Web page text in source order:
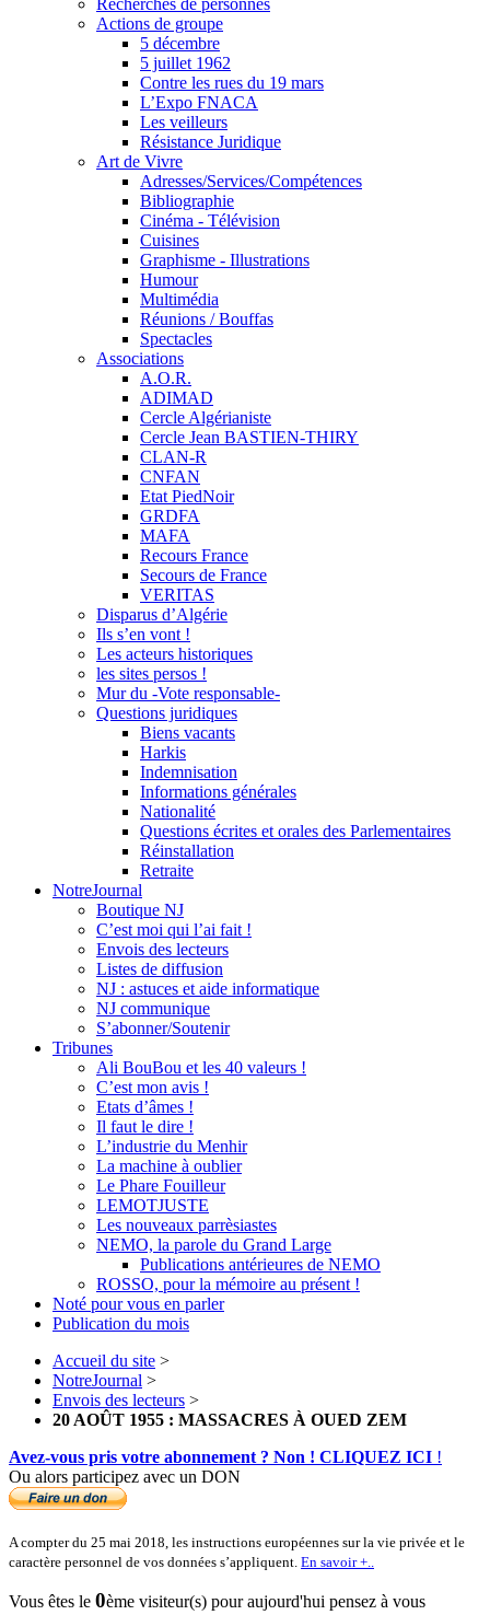
Actions de groupe
5 décembre
5 juillet 1962
Contre les rues du 19 mars
L’Expo FNACA
Les veilleurs
Résistance Juridique
Art de Vivre
Adresses/Services/Compétences
Bibliographie
Cinéma - Télévision
Cuisines
Graphisme - Illustrations
Humour
Multimédia
Réunions / Bouffas
Spectacles
Associations
A.O.R.
ADIMAD
Cercle Algérianiste
Cercle Jean BASTIEN-THIRY
CLAN-R
CNFAN
Etat PiedNoir
GRDFA
MAFA
Recours France
Secours de France
VERITAS
Disparus d’Algérie
Ils s’en vont !
Les acteurs historiques
les sites persos !
Mur du -Vote responsable-
Questions juridiques
Biens vacants
Harkis
Indemnisation
Informations générales
Nationalité
Questions écrites et orales des Parlementaires
Réinstallation
Retraite
NotreJournal
Boutique NJ
C’est moi qui l’ai fait !
Envois des lecteurs
Listes de diffusion
NJ : astuces et aide informatique
NJ communique
S’abonner/Soutenir
Tribunes
Ali BouBou et les 40 valeurs !
C’est mon avis !
Etats d’âmes !
Il faut le dire !
L’industrie du Menhir
La machine à oublier
Le Phare Fouilleur
LEMOTJUSTE
Les nouveaux parrèsiastes
NEMO, la parole du Grand Large
Publications antérieures de NEMO
ROSSO, pour la mémoire au présent !
Noté pour vous en parler
Publication du mois
Accueil du site >
NotreJournal >
Envois des lecteurs >
20 AOÛT 1955 : MASSACRES À OUED ZEM
Avez-vous pris votre abonnement ? Non ! CLIQUEZ ICI !
Ou alors participez avec un DON
A compter du 25 mai 2018, les instructions européennes sur la vie privée et le
caractère personnel de vos données s’appliquent. En savoir +..
Vous êtes le 0ème visiteur(s) pour aujourd'hui pensez à vous